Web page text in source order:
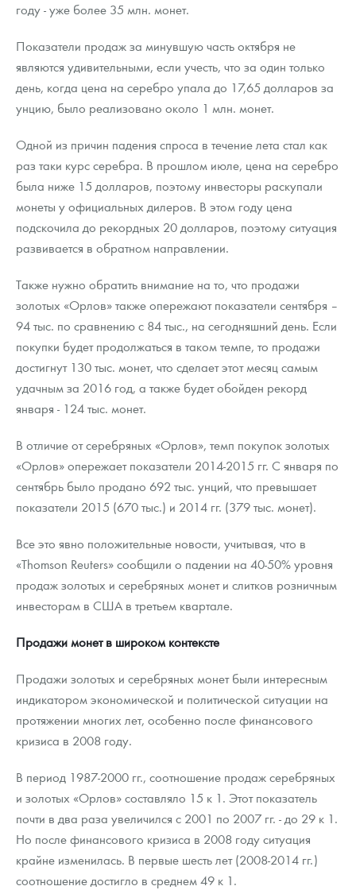
году - уже более 35 млн. монет.
Показатели продаж за минувшую часть октября не
являются удивительными, если учесть, что за один только
день, когда цена на серебро упала до 17,65 долларов за
унцию, было реализовано около 1 млн. монет.
Одной из причин падения спроса в течение лета стал как
раз таки курс серебра. В прошлом июле, цена на серебро
была ниже 15 долларов, поэтому инвесторы раскупали
монеты у официальных дилеров. В этом году цена
подскочила до рекордных 20 долларов, поэтому ситуация
развивается в обратном направлении.
Также нужно обратить внимание на то, что продажи
золотых «Орлов» также опережают показатели сентября –
94 тыс. по сравнению с 84 тыс., на сегодняшний день. Если
покупки будет продолжаться в таком темпе, то продажи
достигнут 130 тыс. монет, что сделает этот месяц самым
удачным за 2016 год, а также будет обойден рекорд
января - 124 тыс. монет.
В отличие от серебряных «Орлов», темп покупок золотых
«Орлов» опережает показатели 2014-2015 гг. С января по
сентябрь было продано 692 тыс. унций, что превышает
показатели 2015 (670 тыс.) и 2014 гг. (379 тыс. монет).
Все это явно положительные новости, учитывая, что в
«Thomson Reuters» сообщили о падении на 40-50% уровня
продаж золотых и серебряных монет и слитков розничным
инвесторам в США в третьем квартале.
Продажи монет в широком контексте
Продажи золотых и серебряных монет были интересным
индикатором экономической и политической ситуации на
протяжении многих лет, особенно после финансового
кризиса в 2008 году.
В период 1987-2000 гг., соотношение продаж серебряных
и золотых «Орлов» составляло 15 к 1. Этот показатель
почти в два раза увеличился с 2001 по 2007 гг. - до 29 к 1.
Но после финансового кризиса в 2008 году ситуация
крайне изменилась. В первые шесть лет (2008-2014 гг.)
соотношение достигло в среднем 49 к 1.